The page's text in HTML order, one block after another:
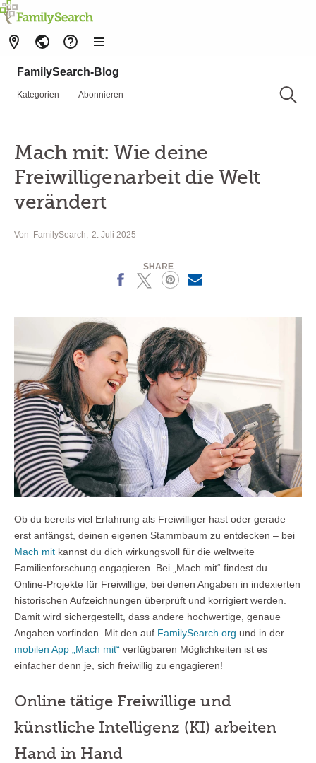
FamilySearch-Blog
Kategorien Abonnieren
Mach mit: Wie deine
Freiwilligenarbeit die Welt
verändert
Von FamilySearch 2. Juli 2025
SHARE
X
Ob du bereits viel Erfahrung als Freiwilliger hast oder gerade
erst anfängst, deinen eigenen Stammbaum zu entdecken – bei
Mach mit kannst du dich wirkungsvoll für die weltweite
Familienforschung engagieren. Bei „Mach mit“ findest du
Online-Projekte für Freiwillige, bei denen Angaben in indexierten
historischen Aufzeichnungen überprüft und korrigiert werden.
Damit wird sichergestellt, dass andere hochwertige, genaue
Angaben vorfinden. Mit den auf FamilySearch.org und in der
mobilen App „Mach mit“ verfügbaren Möglichkeiten ist es
einfacher denn je, sich freiwillig zu engagieren!
Online tätige Freiwillige und
künstliche Intelligenz (KI) arbeiten
Hand in Hand